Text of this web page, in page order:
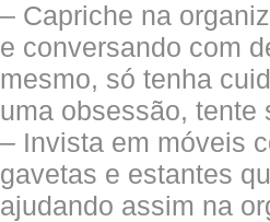
– Capriche na
e conversando com
mesmo, só tenha
uma obsessão, tente
– Invista em móveis
gavetas e estantes
ajudando assim na